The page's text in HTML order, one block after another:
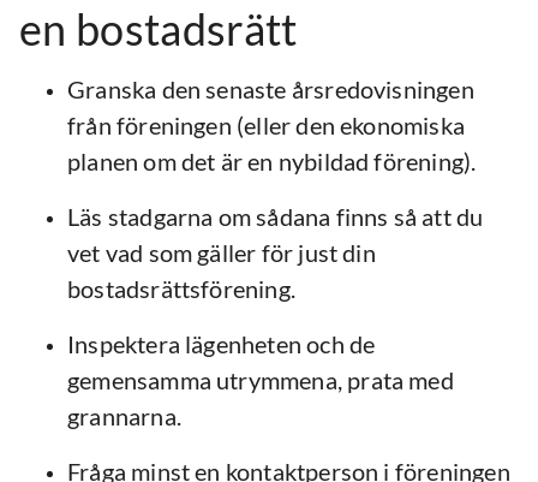
en bostadsrätt
Granska den senaste årsredovisningen
från föreningen (eller den ekonomiska
planen om det är en nybildad förening).
Läs stadgarna om sådana finns så att du
vet vad som gäller för just din
bostadsrättsförening.
Inspektera lägenheten och de
gemensamma utrymmena, prata med
grannarna.
Fråga minst en kontaktperson i föreningen